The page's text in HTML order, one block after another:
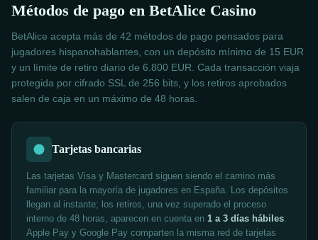
Métodos de pago en BetAlice Casino
BetAlice acepta más de 42 métodos de pago pensados para
jugadores hispanohablantes, con un depósito mínimo de 15 EUR
y un límite de retiro diario de 6.800 EUR. Cada transacción viaja
protegida por cifrado SSL de 256 bits, y los retiros aprobados
salen de caja en un máximo de 48 horas.
Tarjetas bancarias
Las tarjetas Visa y Mastercard siguen siendo el camino más
familiar para la mayoría de jugadores en España. Los depósitos
llegan al instante; los retiros, una vez superado el proceso
interno de 48 horas, aparecen en cuenta en 1 a 3 días hábiles
Apple Pay y Google Pay comparten la misma red de tarjetas